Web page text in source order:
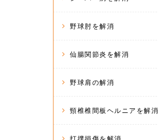
野球肘を解消
仙腸関節炎を解消
野球肩の解消
頸椎椎間板ヘルニアを解消